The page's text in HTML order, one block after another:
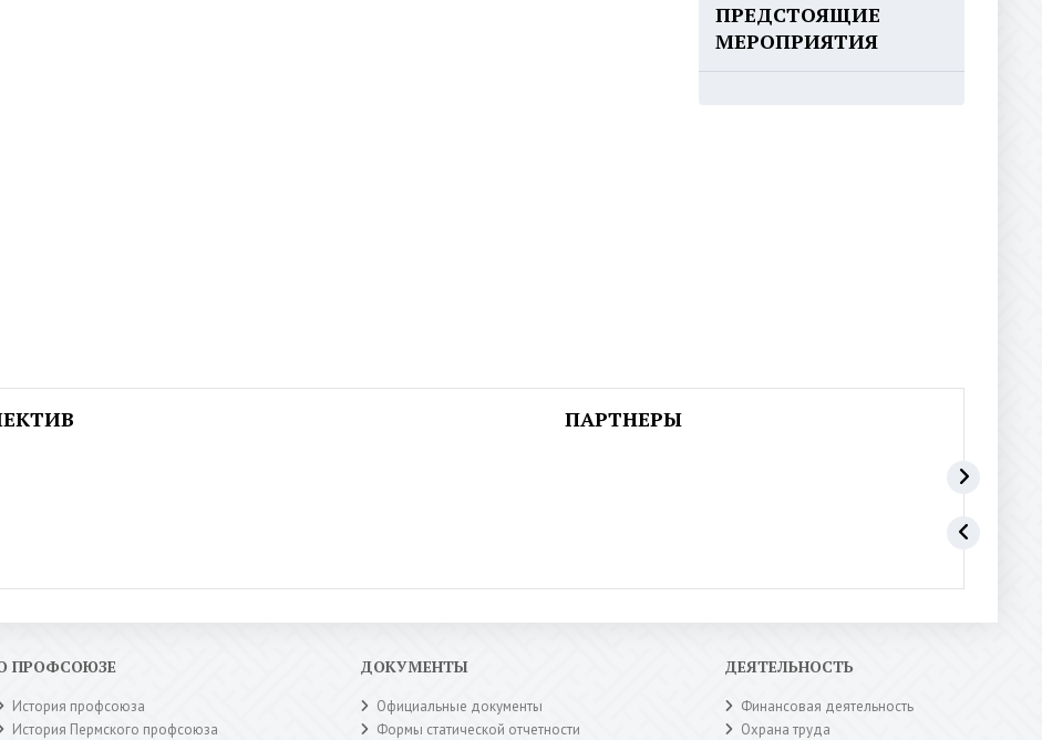
ПРЕДСТОЯЩИЕ
МЕРОПРИЯТИЯ
ПАРТНЕРЫ
ПРОФСОЮЗЕ
История профсоюза
История Пермского профсоюза
ДОКУМЕНТЫ
Официальные документы
Формы статической отчетности
ДЕЯТЕЛЬНОСТЬ
Финансовая деятельность
Охрана труда